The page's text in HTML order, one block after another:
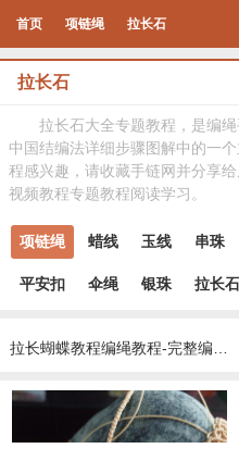
首页 项链绳 拉长石
拉长石
拉长石大全专题教程，是编
中国结编法详细步骤图解中的一
程感兴趣，请收藏手链网并分享
视频教程专题教程阅读学习。
项链绳 蜡线 玉线 串珠
平安扣 伞绳 银珠 拉长石